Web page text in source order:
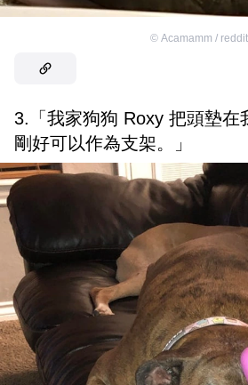
© Acamamm / reddit
3.「我家狗狗 Roxy 把頭墊在
剛好可以作為支架。」